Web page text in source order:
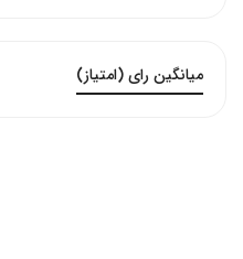
میانگین رای (امتیاز)